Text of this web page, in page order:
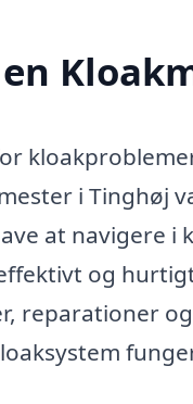
i Tinghøj
at navigere i
og
reparationer